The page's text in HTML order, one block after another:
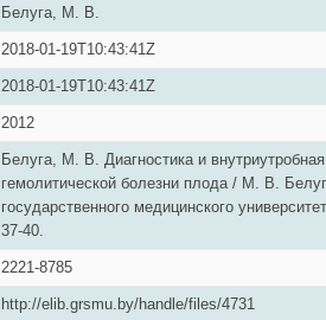
Белуга, М. В.
2018-01-19T10:43:41Z
2018-01-19T10:43:41Z
2012
Белуга, М. В. Диагностика и
гемолитической болезни плода / М. В.
государственного медицинского
37-40.
2221-8785
http://elib.grsmu.by/handle/files/4731